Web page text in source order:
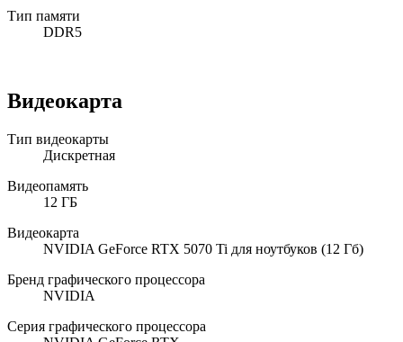
Тип памяти
DDR5
Видеокарта
Тип видеокарты
Дискретная
Видеопамять
12 ГБ
Видеокарта
NVIDIA GeForce RTX 5070 Ti для ноутбуков (12 Гб)
Бренд графического процессора
NVIDIA
Серия графического процессора